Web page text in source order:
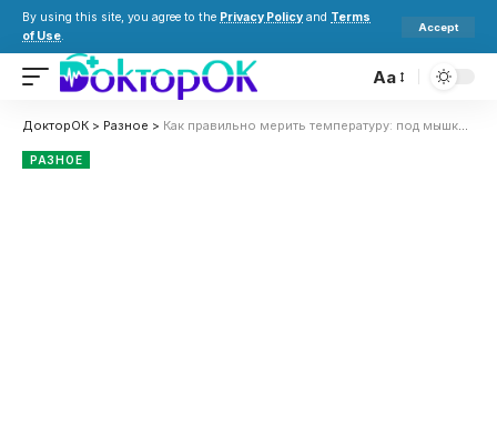
By using this site, you agree to the Privacy Policy and Terms
of Use.
Accept
Aa
ДокторОК > Разное > Как правильно мерить температуру: под мышкой, во рту, в ухе и ректально
РАЗНОЕ